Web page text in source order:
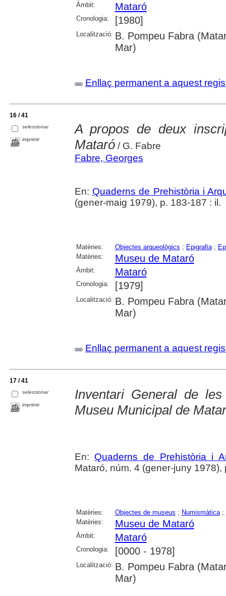
Àmbit: Mataró
Cronologia: [1980]
Localització: B. Pompeu Fabra
Mar)
Enllaç permanent a aquest
16 / 41
seleccionar
imprimir
A propos de deux
Mataró/ G. Fabre
Fabre, Georges
En: Quaderns de Prehistòria i
(gener-maig 1979), p. 183-187 : il.
Matèries: Objectes arqueològics ; Epigrafia;
Matèries:
Museu de Mataró
Àmbit: Mataró
Cronologia: [1979]
Localització: B. Pompeu Fabra
Mar)
Enllaç permanent a aquest
17 / 41
seleccionar
imprimir
Inventari General de
Museu Municipal de
En: Quaderns de Prehistòria i
Mataró, núm. 4 (gener-juny 1978),
Matèries: Objectes de museus ; Numismàtica;
Matèries:
Museu de Mataró
Àmbit: Mataró
Cronologia: [0000 - 1978]
Localització: B. Pompeu Fabra
Mar)